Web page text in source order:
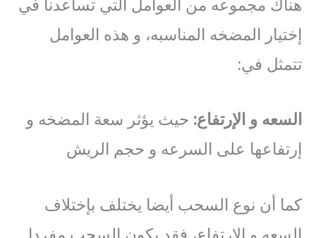
هناك مجموعه من العوامل التي تساعدنا في
إختيار المضخه المناسبه، و هذه العوامل
تتمثل في:
السعه و الإرتفاع: حيث يؤثر سعة المضخه و
إرتفاعها على السرعه و حجم الريش
كما أن نوع السحب أيضا يختلف بإختلاف